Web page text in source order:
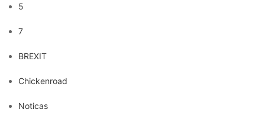
5
7
BREXIT
Chickenroad
Noticas